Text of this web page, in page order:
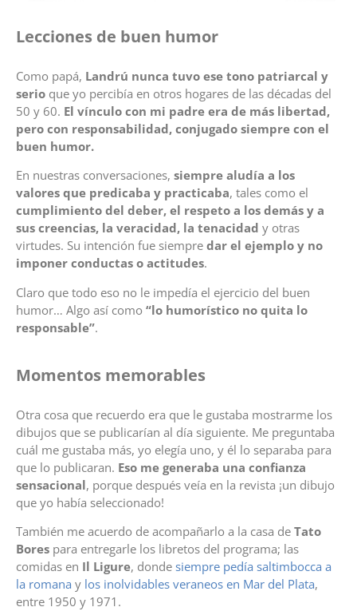
Lecciones de buen humor
Como papá, Landrú nunca tuvo ese tono patriarcal y
serio que yo percibía en otros hogares de las décadas del
50 y 60. El vínculo con mi padre era de más libertad,
pero con responsabilidad, conjugado siempre con el
buen humor.
En nuestras conversaciones, siempre aludía a los
valores que predicaba y practicaba, tales como el
cumplimiento del deber, el respeto a los demás y a
sus creencias, la veracidad, la tenacidad y otras
virtudes. Su intención fue siempre dar el ejemplo y no
imponer conductas o actitudes.
Claro que todo eso no le impedía el ejercicio del buen
humor… Algo así como “lo humorístico no quita lo
responsable”.
Momentos memorables
Otra cosa que recuerdo era que le gustaba mostrarme los
dibujos que se publicarían al día siguiente. Me preguntaba
cuál me gustaba más, yo elegía uno, y él lo separaba para
que lo publicaran. Eso me generaba una confianza
sensacional, porque después veía en la revista ¡un dibujo
que yo había seleccionado!
También me acuerdo de acompañarlo a la casa de Tato
Bores para entregarle los libretos del programa; las
comidas en Il Ligure, donde siempre pedía saltimbocca a
la romana y los inolvidables veraneos en Mar del Plata,
entre 1950 y 1971.